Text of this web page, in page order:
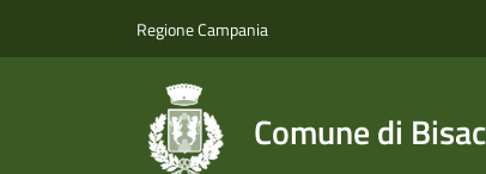
Regione Campania
Comune di